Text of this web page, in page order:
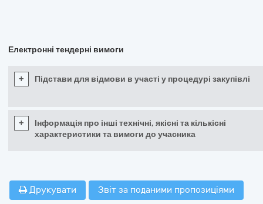
Електронні тендерні вимоги
+ Підстави для відмови в участі у процедурі закупівлі
+
Інформація про інші технічні, якісні та кількісні
характеристики та вимоги до учасника
Друкувати Звіт за поданими пропозиціями